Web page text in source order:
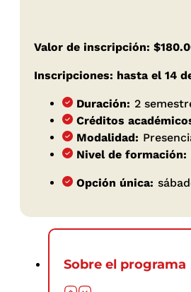
Valor de inscripción:
Inscripciones: hasta el 14
Duración: 2
Créditos
Modalidad:
Nivel de formación:
Opción única:
Sobre el programa